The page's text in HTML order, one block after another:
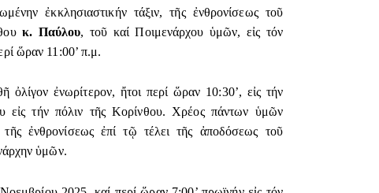
ἐκκλησιαστικήν τάξιν, τῆς ἐνθρονίσεως τοῦ
κ. Παύλου, τοῦ καί Ποιμενάρχου ὑμῶν, εἰς τόν
ὥραν 11:00’ π.μ.
ἐνωρίτερον, ἤτοι περί ὥραν 10:30’, εἰς τήν
τήν πόλιν τῆς Κορίνθου. Χρέος πάντων ὑμῶν
ἐνθρονίσεως ἐπί τῷ τέλει τῆς ἀποδόσεως τοῦ
ὑμῶν.